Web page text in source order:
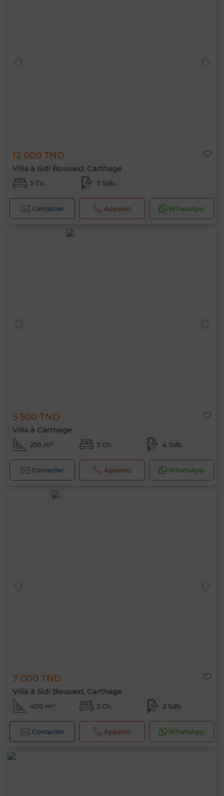
12 000 TND
Villa à Sidi Bousaid, Carthage
5 Ch. 3 Sdb.
Contacter Appelez WhatsApp
5 500 TND
Villa à Carthage
250 m² 3 Ch. 4 Sdb.
Contacter Appelez WhatsApp
7 000 TND
Villa à Sidi Bousaid, Carthage
400 m² 3 Ch. 2 Sdb.
Contacter Appelez WhatsApp